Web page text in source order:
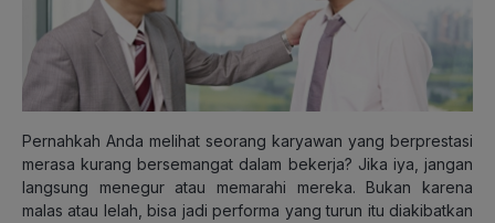
Pernahkah Anda melihat seorang karyawan yang berprestasi
merasa kurang bersemangat dalam bekerja? Jika iya, jangan
langsung menegur atau memarahi mereka. Bukan karena
malas atau lelah, bisa jadi performa yang turun itu diakibatkan